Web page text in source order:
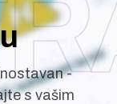
-
s vašim